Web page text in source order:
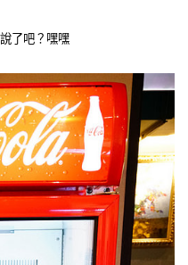
了吧？嘿嘿